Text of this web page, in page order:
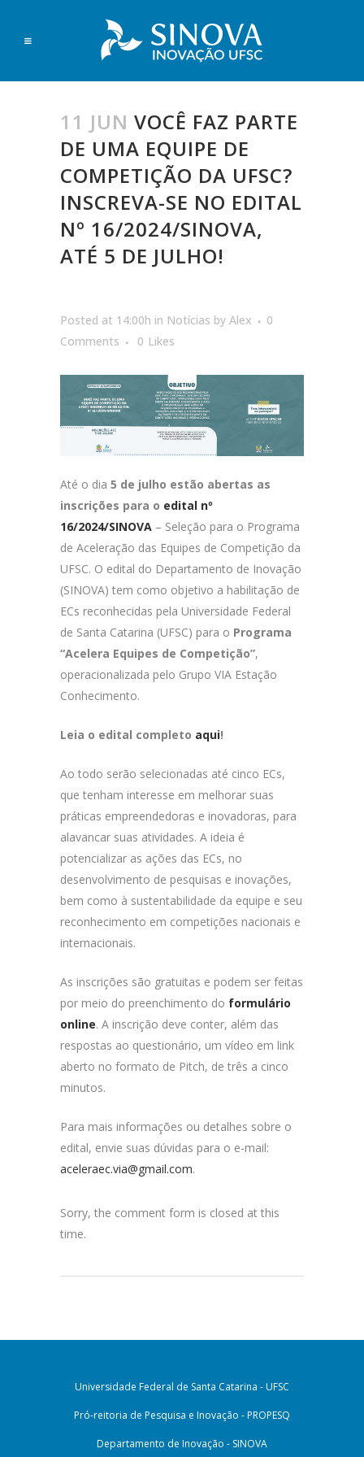
11 JUN VOCÊ FAZ PARTE
DE UMA EQUIPE DE
COMPETIÇÃO DA UFSC?
INSCREVA-SE NO EDITAL
Nº 16/2024/SINOVA,
ATÉ 5 DE JULHO!
Posted at 14:00h in Notícias by Alex
0
Comments
0 Likes
Até o dia 5 de julho estão abertas as
inscrições para o edital nº
16/2024/SINOVA – Seleção para o Programa
de Aceleração das Equipes de Competição da
UFSC. O edital do Departamento de Inovação
(SINOVA) tem como objetivo a habilitação de
ECs reconhecidas pela Universidade Federal
de Santa Catarina (UFSC) para o Programa
“Acelera Equipes de Competição”,
operacionalizada pelo Grupo VIA Estação
Conhecimento.
Leia o edital completo aqui!
Ao todo serão selecionadas até cinco ECs,
que tenham interesse em melhorar suas
práticas empreendedoras e inovadoras, para
alavancar suas atividades. A ideia é
potencializar as ações das ECs, no
desenvolvimento de pesquisas e inovações,
bem como à sustentabilidade da equipe e seu
reconhecimento em competições nacionais e
internacionais.
As inscrições são gratuitas e podem ser feitas
por meio do preenchimento do formulário
online. A inscrição deve conter, além das
respostas ao questionário, um vídeo em link
aberto no formato de Pitch, de três a cinco
minutos.
Para mais informações ou detalhes sobre o
edital, envie suas dúvidas para o e-mail:
aceleraec.via@gmail.com.
Sorry, the comment form is closed at this
time.
Universidade Federal de Santa Catarina - UFSC
Pró-reitoria de Pesquisa e Inovação - PROPESQ
Departamento de Inovação - SINOVA